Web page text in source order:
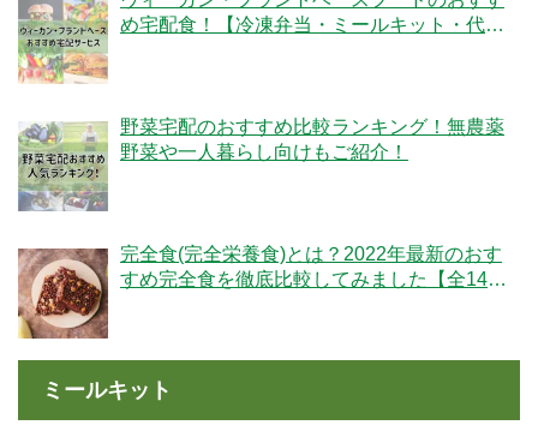
め宅配食！【冷凍弁当・ミールキット・代替
野菜宅配のおすすめ比較ランキング！無農薬
野菜や一人暮らし向けもご紹介！
完全食(完全栄養食)とは？2022年最新のおす
すめ完全食を徹底比較してみました【全14
ミールキット